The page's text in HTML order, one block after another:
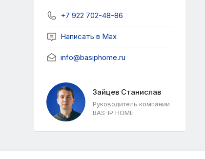
+7 922 702-48-86
Написать в Мах
info@basiphome.ru
Зайцев Станислав
Руководитель компании
BAS-IP HOME